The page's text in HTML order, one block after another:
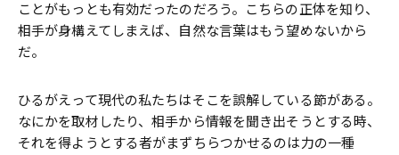
ことがもっとも有効だったのだろう。こちらの正体を知り、
相手が身構えてしまえば、自然な言葉はもう望めないから
だ。
ひるがえって現代の私たちはそこを誤解している節がある。
なにかを取材したり、相手から情報を聞き出そうとする時、
それを得ようとする者がまずちらつかせるのは力の一種